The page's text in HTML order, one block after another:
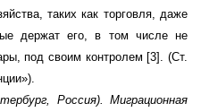
таких как торговля, даже
держат его, в том числе не
под своим контролем [3] . (Ст.
Россия). Миграционная